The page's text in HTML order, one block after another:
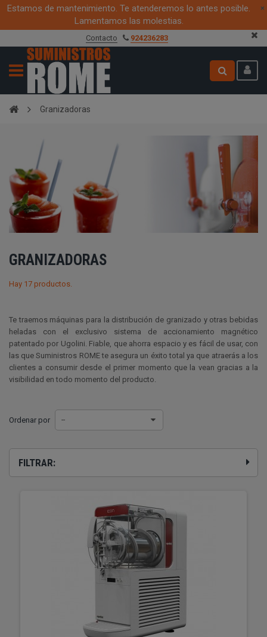
Estamos de mantenimiento. Te atenderemos lo antes posible.
Lamentamos las molestias.
×
Cree su cuenta aquí
Granizadoras
GRANIZADORAS
Hay 17 productos.
Te traemos máquinas para la distribución de granizado y otras bebidas
heladas con el exclusivo sistema de accionamiento magnético
patentado por Ugolini. Fiable, que ahorra espacio y es fácil de usar, con
las que Suministros ROME te asegura un éxito total ya que atraerás a los
clientes a consumir desde el primer momento que la vean gracias a la
visibilidad en todo momento del producto.
Ordenar por --
FILTRAR: